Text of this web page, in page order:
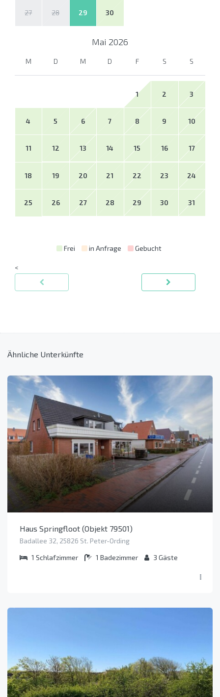
27 28 29 30
Mai 2026
M D M D F S S
1 2 3
4 5 6 7 8 9 10
11 12 13 14 15 16 17
18 19 20 21 22 23 24
25 26 27 28 29 30 31
Frei in Anfrage Gebucht
<
Ähnliche Unterkünfte
Haus Springfloot (Objekt 79501)
Badallee 32, 25826 St. Peter-Ording
1 Schlafzimmer 1 Badezimmer 3 Gäste